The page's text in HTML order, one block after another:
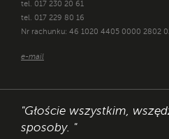
tel. 017 230 20 61
tel. 017 229 80 16
Nr rachunku: 46 1020 4405 0000 2802
e-mail
"Głoście wszystkim,
sposoby. "